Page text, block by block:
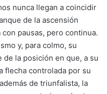
nunca llegan a coincidir
de la ascensión
pausas, pero continua.
y, para colmo, su
la posición en que, a su
flecha controlada por su
de triunfalista, la